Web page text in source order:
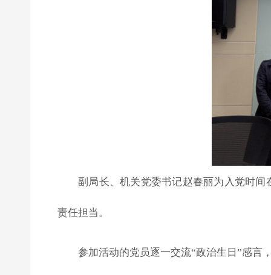
副局长、机关党委书记赵春丽为入党时
责任担当。
参加活动的党员逐一交流“政治生日”感言